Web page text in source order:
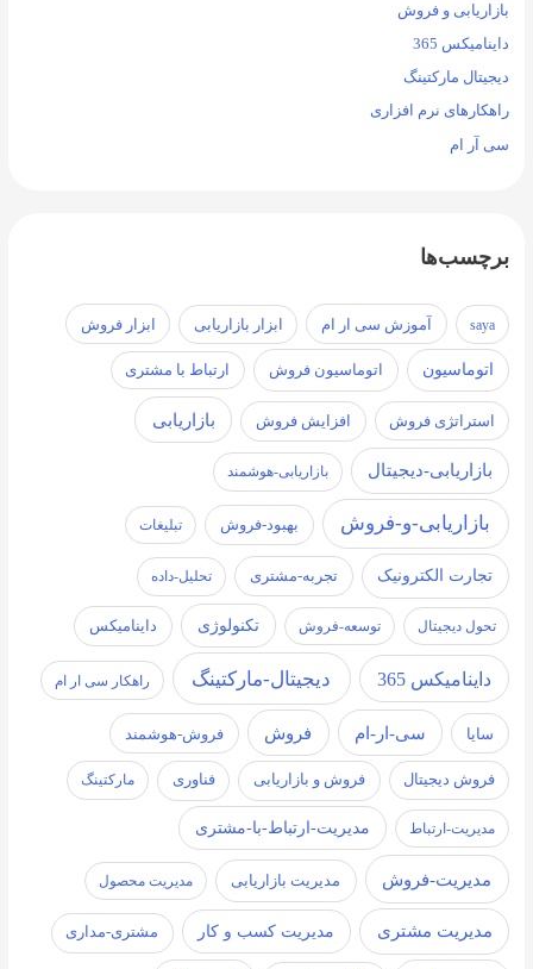
بازاریابی و فروش
داینامیکس 365
دیجیتال مارکتینگ
راهکارهای نرم افزاری
سی آر ام
برچسب‌ها
saya آموزش سی ار ام ابزار بازاریابی ابزار فروش
اتوماسیون اتوماسیون فروش ارتباط با مشتری
استراتژی فروش افزایش فروش بازاریابی
بازاریابی-دیجیتال بازاریابی-هوشمند
بازاریابی-و-فروش بهبود-فروش تبلیغات
تجارت الکترونیک تجربه-مشتری تحلیل-داده
تحول دیجیتال توسعه-فروش تکنولوژی داینامیکس
داینامیکس 365 دیجیتال-مارکتینگ راهکار سی ار ام
سایا سی-ار-ام فروش فروش-هوشمند
فروش دیجیتال فروش و بازاریابی فناوری مارکتینگ
مدیریت-ارتباط مدیریت-ارتباط-با-مشتری
مدیریت-فروش مدیریت بازاریابی مدیریت محصول
مدیریت مشتری مدیریت کسب و کار مشتری-مداری